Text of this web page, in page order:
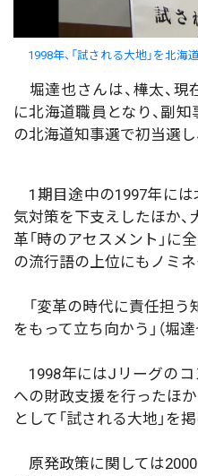
1998年、「試される大地」を北
堀達也さんは、樺太、現
に北海道職員となり、副
の北海道知事選で初当選し
1期目途中の1997年には
気対策を下支えしたほか
革「時のアセスメント」に
の流行語の上位にもノミネ
「変革の時代に責任担う
をもって立ち向かう」（堀達
1998年にはJリーグのコ
への財政支援を行ったほ
として「試される大地」を
原発政策に関しては